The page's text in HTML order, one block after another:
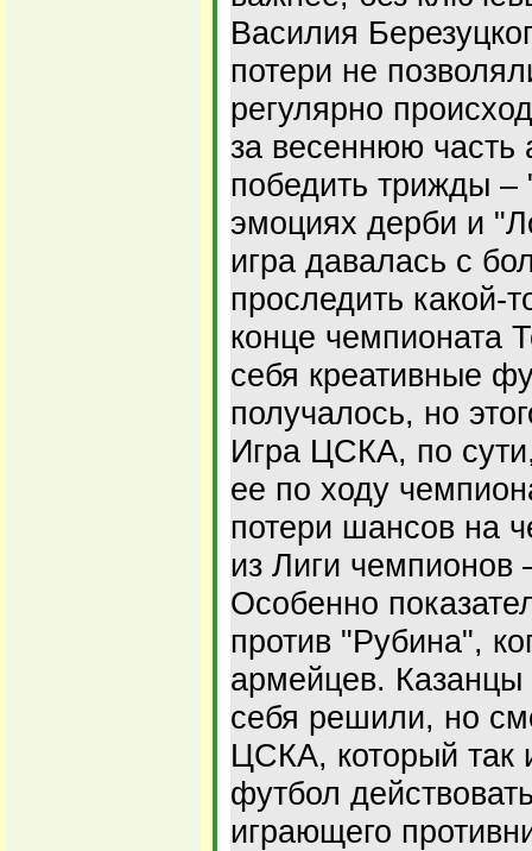
Василия
потери не
регулярно
за весеннюю
победить трижды –
эмоциях дерби и
игра давалась с
проследить какой-
конце чемпионата
себя креативные
получалось, но
Игра ЦСКА, по
ее по ходу
потери шансов на
из Лиги чемпионов
Особенно
против "Рубина",
армейцев.
себя решили, но
ЦСКА, который так
футбол
играющего